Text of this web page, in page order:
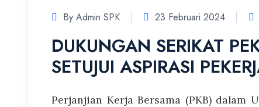
By Admin SPK 23 Februari 2024
DUKUNGAN SERIKAT
SETUJUI ASPIRASI
Perjanjian Kerja Bersama (PKB) dalam